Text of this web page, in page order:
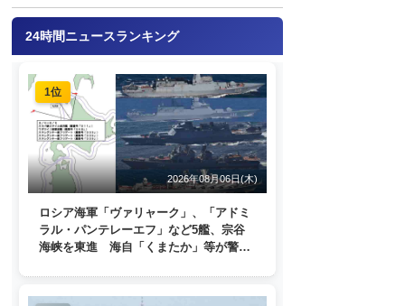
24時間ニュースランキング
1位
2026年08月06日(木)
ロシア海軍「ヴァリャーク」、「アドミ
ラル・パンテレーエフ」など5艦、宗谷
海峡を東進 海自「くまたか」等が警戒